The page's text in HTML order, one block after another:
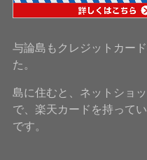
与論島もクレジットカー
た。
島に住むと、ネットショ
で、楽天カードを持って
です。